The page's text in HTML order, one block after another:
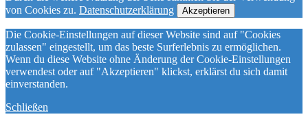
von Cookies zu. Datenschutzerklärung Akzeptieren
Die Cookie-Einstellungen auf dieser Website sind auf "Cookies
zulassen" eingestellt, um das beste Surferlebnis zu ermöglichen.
Wenn du diese Website ohne Änderung der Cookie-Einstellungen
verwendest oder auf "Akzeptieren" klickst, erklärst du sich damit
einverstanden.
Schließen